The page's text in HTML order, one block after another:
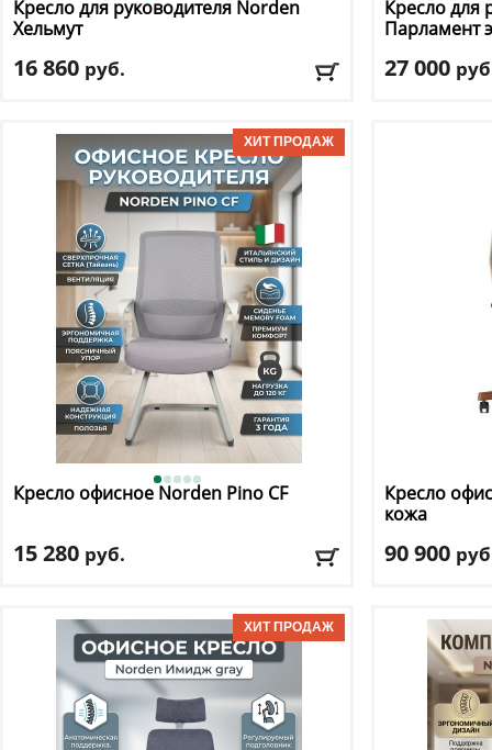
Кресло для руководителя Norden
Хельмут
16 860 руб.
Механизм качания: топ ган
Регулировка по высоте: есть
Материал обивки: сетка
Подлокотники: да
Доставка:БЕСПЛАТНО, 2-3 дня
Кресло для
Парламент
27 000
Кресло офисное Norden Pino CF
15 280 руб.
Механизм качания: нет
Регулировка по высоте: нет
Материал обивки: сетка, ткань
Подлокотники: да
Доставка:БЕСПЛАТНО, 2-3 дня
Кресло
кожа
90 900
Механизм
Регулировка
Материал
Доставка: